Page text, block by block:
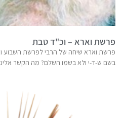
פרשת וארא – וכ"ד טבת
פרשת וארא שיחה של הרבי לפרשת השבוע
בשם ש-ד-י ולא בשמו השלם? מה הקשר